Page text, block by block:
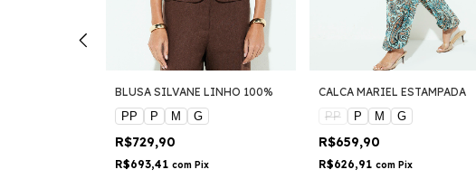
BLUSA SILVANE LINHO 100%
PP
P M G
R$729,90
R$693,41 com Pix
CALCA MARIEL ESTAMPADA
PP
P M G
R$659,90
R$626,91 com Pix